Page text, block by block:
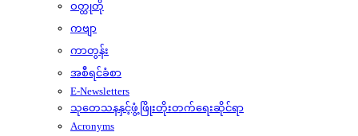
ဝတ္ထုတို
ကဗျာ
ကာတွန်း
အစီရင်ခံစာ
E-Newsletters
သုတေသနနှင့်ဖွံ့ဖြိုးတိုးတက်ရေးဆိုင်ရာ
Acronyms